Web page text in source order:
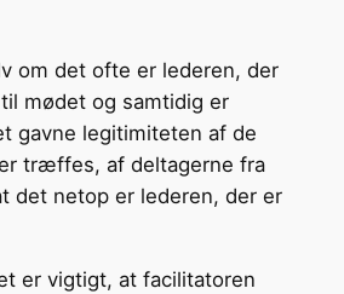
om det ofte er lederen, der
mødet og samtidig er
gavne legitimiteten af de
træffes, af deltagerne fra
det netop er lederen, der er
er vigtigt, at facilitatoren